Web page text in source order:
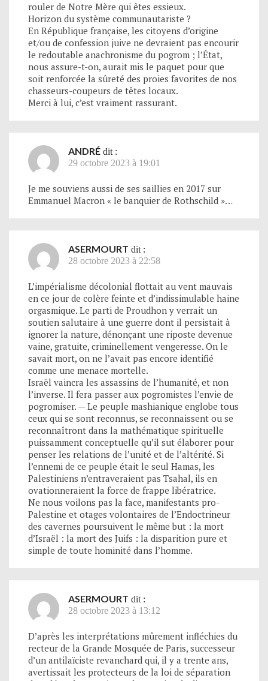
rouler de Notre Mère qui êtes essieux.
Horizon du système communautariste ?
En République française, les citoyens d’origine
et/ou de confession juive ne devraient pas encourir
le redoutable anachronisme du pogrom ; l’État,
nous assure-t-on, aurait mis le paquet pour que
soit renforcée la sûreté des proies favorites de nos
chasseurs-coupeurs de têtes locaux.
Merci à lui, c’est vraiment rassurant.
ANDRÉ dit :
29 octobre 2023 à 19:01
Je me souviens aussi de ses saillies en 2017 sur
Emmanuel Macron « le banquier de Rothschild »…
ASERMOURT dit :
28 octobre 2023 à 22:58
L’impérialisme décolonial flottait au vent mauvais
en ce jour de colère feinte et d’indissimulable haine
orgasmique. Le parti de Proudhon y verrait un
soutien salutaire à une guerre dont il persistait à
ignorer la nature, dénonçant une riposte devenue
vaine, gratuite, criminellement vengeresse. On le
savait mort, on ne l’avait pas encore identifié
comme une menace mortelle.
Israël vaincra les assassins de l’humanité, et non
l’inverse. Il fera passer aux pogromistes l’envie de
pogromiser. — Le peuple mashianique englobe tous
ceux qui se sont reconnus, se reconnaissent ou se
reconnaîtront dans la mathématique spirituelle
puissamment conceptuelle qu’il sut élaborer pour
penser les relations de l’unité et de l’altérité. Si
l’ennemi de ce peuple était le seul Hamas, les
Palestiniens n’entraveraient pas Tsahal, ils en
ovationneraient la force de frappe libératrice.
Ne nous voilons pas la face, manifestants pro-
Palestine et otages volontaires de l’Endoctrineur
des cavernes poursuivent le même but : la mort
d’Israël : la mort des Juifs : la disparition pure et
simple de toute hominité dans l’homme.
ASERMOURT dit :
28 octobre 2023 à 13:12
D’après les interprétations mûrement infléchies du
recteur de la Grande Mosquée de Paris, successeur
d’un antilaïciste revanchard qui, il y a trente ans,
avertissait les protecteurs de la loi de séparation